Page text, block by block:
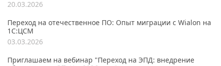
20.03.2026
Переход на отечественное ПО: Опыт миграции с Wialon на
1С:ЦСМ
03.03.2026
Приглашаем на вебинар "Переход на ЭПД: внедрение